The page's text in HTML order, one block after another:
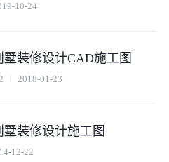
10-24
装修设计CAD施工图
2018-01-23
装修设计施工图
12-22